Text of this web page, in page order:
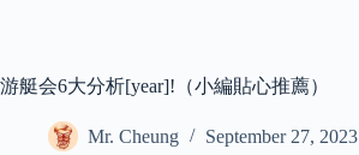
游艇会6大分析[year]!（小編貼心推薦）
Mr. Cheung September 27, 2023